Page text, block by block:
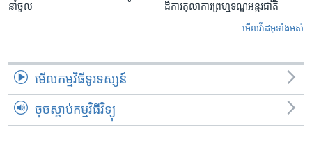
នាំចូល
ដីការ​តុលាការ​ព្រហ្មទណ្ឌ​អន្តរជាតិ
មើល​វីដេអូ​ទាំង​អស់
មើល​កម្មវិធី​ទូរទស្សន៍
ចុចស្តាប់កម្មវិធីវិទ្យុ